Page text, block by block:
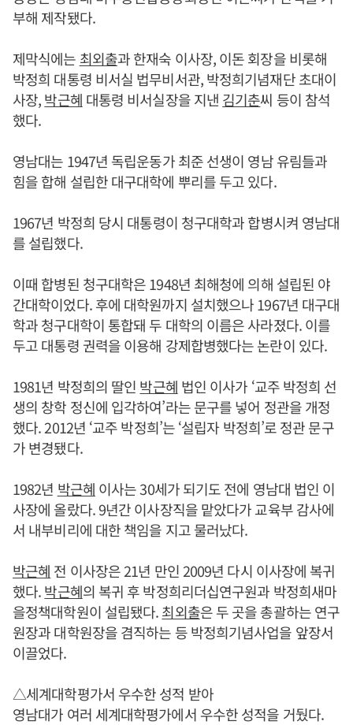
부해 제작됐다.
제막식에는 최외출과 한재숙 이사장, 이돈 회장을 비롯해
박정희 대통령 비서실 법무비서관, 박정희기념재단 초대이
사장,박근혜 대통령 비서실장을 지낸 김기춘씨 등이 참석
했다.
영남대는 1947년 독립운동가 최준 선생이 영남 유림들과
힘을 합해 설립한 대구대학에 뿌리를 두고 있다.
1967년 박정희 당시 대통령이 청구대학과 합병시켜 영남대
를 설립했다.
이때 합병된 청구대학은 1948년 최해청에 의해 설립된 야
간대학이었다. 후에 대학원까지 설치했으나 1967년 대구대
학과 청구대학이 통합돼 두 대학의 이름은 사라졌다. 이를
두고 대통령 권력을 이용해 강제합병했다는 논란이 있다.
1981년 박정희의 딸인 박근혜 법인 이사가 ‘교주 박정희 선
생의 창학 정신에 입각하여’라는 문구를 넣어 정관을 개정
했다. 2012년 ‘교주 박정희’는 ‘설립자 박정희’로 정관 문구
가 변경됐다.
1982년 박근혜 이사는 30세가 되기도 전에 영남대 법인 이
사장에 올랐다. 9년간 이사장직을 맡았다가 교육부 감사에
서 내부비리에 대한 책임을 지고 물러났다.
박근혜 전 이사장은 21년 만인 2009년 다시 이사장에 복귀
했다.박근혜의 복귀 후 박정희리더십연구원과 박정희새마
을정책대학원이 설립됐다.최외출은 두 곳을 총괄하는 연구
원장과 대학원장을 겸직하는 등 박정희기념사업을 앞장서
이끌었다.
△세계대학평가서 우수한 성적 받아
영남대가 여러 세계대학평가에서 우수한 성적을 거뒀다.